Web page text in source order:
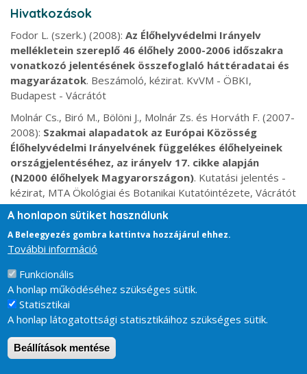
Hivatkozások
Fodor L. (szerk.) (2008): Az Élőhelyvédelmi Irányelv
mellékletein szereplő 46 élőhely 2000-2006 időszakra
vonatkozó jelentésének összefoglaló háttéradatai és
magyarázatok. Beszámoló, kézirat. KvVM - ÖBKI,
Budapest - Vácrátót
Molnár Cs., Biró M., Bölöni J., Molnár Zs. és Horváth F. (2007-
2008): Szakmai alapadatok az Európai Közösség
Élőhelyvédelmi Irányelvének függelékes élőhelyeinek
országjelentéséhez, az irányelv 17. cikke alapján
(N2000 élőhelyek Magyarországon). Kutatási jelentés -
kézirat, MTA Ökológiai és Botanikai Kutatóintézete, Vácrátót
Molnár Zs., Biró M., Bölöni J. (Eds., 2008):
names of the Á-NÉR habitat types; Natura 2000
habitats and their Á-NÉR habitats equivalents)
A honlapon sütiket használunk
A Beleegyezés gombra kattintva hozzájárul ehhez.
További információ
Funkcionális
A honlap működéséhez szükséges sütik.
Statisztikai
A honlap látogatottsági statisztikáihoz szükséges sütik.
Beállítások mentése